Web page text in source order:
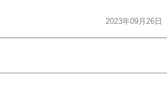
2023年09月26日